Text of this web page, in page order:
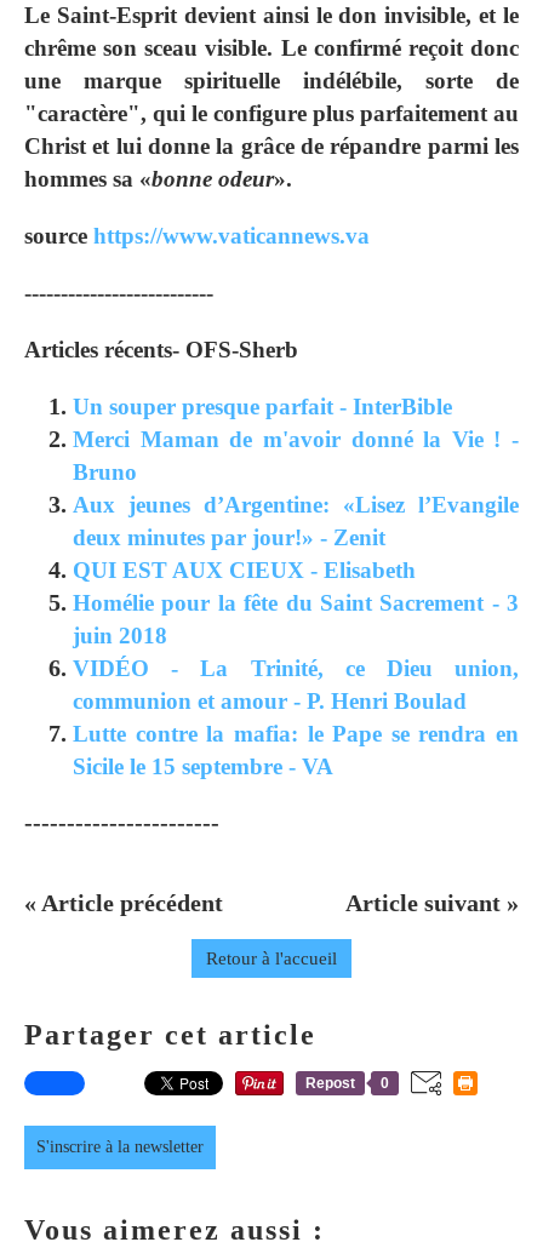
Le Saint-Esprit devient ainsi le don invisible, et le
chrême son sceau visible. Le confirmé reçoit donc
une marque spirituelle indélébile, sorte de
"caractère", qui le configure plus parfaitement au
Christ et lui donne la grâce de répandre parmi les
hommes sa «bonne odeur».
source https://www.vaticannews.va
--------------------------
Articles récents- OFS-Sherb
Un souper presque parfait - InterBible
Merci Maman de m'avoir donné la Vie ! -
Bruno
Aux jeunes d’Argentine: «Lisez l’Evangile
deux minutes par jour!» - Zenit
QUI EST AUX CIEUX - Elisabeth
Homélie pour la fête du Saint Sacrement - 3
juin 2018
VIDÉO - La Trinité, ce Dieu union,
communion et amour - P. Henri Boulad
Lutte contre la mafia: le Pape se rendra en
Sicile le 15 septembre - VA
-----------------------
« Article précédent Article suivant »
Retour à l'accueil
Partager cet article
Repost 0
S'inscrire à la newsletter
Vous aimerez aussi :